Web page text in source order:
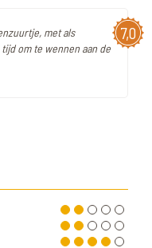
7,0
met als
om te wennen aan de